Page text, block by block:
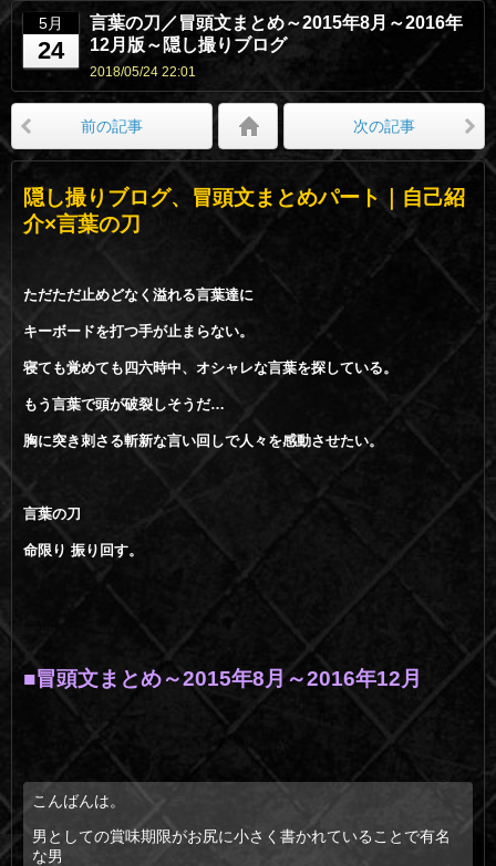
5月
24
言葉の刀／冒頭文まとめ～2015年8月～2016年
12月版～隠し撮りブログ
2018/05/24 22:01
前の記事 次の記事
隠し撮りブログ、冒頭文まとめパート｜自己紹
介×言葉の刀
ただただ止めどなく溢れる言葉達に
キーボードを打つ手が止まらない。
寝ても覚めても四六時中、オシャレな言葉を探している。
もう言葉で頭が破裂しそうだ…
胸に突き刺さる斬新な言い回しで人々を感動させたい。
言葉の刀
命限り 振り回す。
■冒頭文まとめ～2015年8月～2016年12月
こんばんは。
男としての賞味期限がお尻に小さく書かれていることで有名
な男